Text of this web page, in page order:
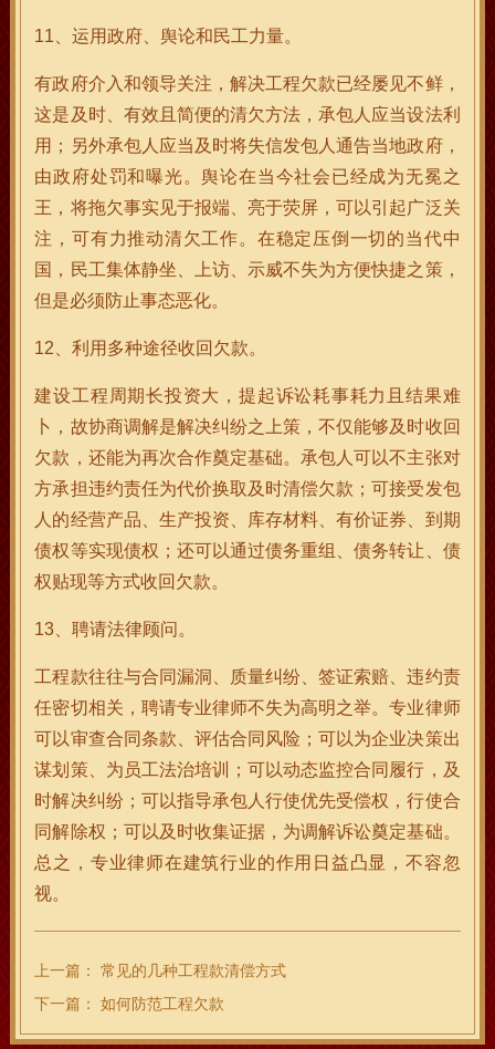
11、运用政府、舆论和民工力量。
有政府介入和领导关注，解决工程欠款已经屡见不鲜，
这是及时、有效且简便的清欠方法，承包人应当设法利
用；另外承包人应当及时将失信发包人通告当地政府，
由政府处罚和曝光。舆论在当今社会已经成为无冕之
王，将拖欠事实见于报端、亮于荧屏，可以引起广泛关
注，可有力推动清欠工作。在稳定压倒一切的当代中
国，民工集体静坐、上访、示威不失为方便快捷之策，
但是必须防止事态恶化。
12、利用多种途径收回欠款。
建设工程周期长投资大，提起诉讼耗事耗力且结果难
卜，故协商调解是解决纠纷之上策，不仅能够及时收回
欠款，还能为再次合作奠定基础。承包人可以不主张对
方承担违约责任为代价换取及时清偿欠款；可接受发包
人的经营产品、生产投资、库存材料、有价证券、到期
债权等实现债权；还可以通过债务重组、债务转让、债
权贴现等方式收回欠款。
13、聘请法律顾问。
工程款往往与合同漏洞、质量纠纷、签证索赔、违约责
任密切相关，聘请专业律师不失为高明之举。专业律师
可以审查合同条款、评估合同风险；可以为企业决策出
谋划策、为员工法治培训；可以动态监控合同履行，及
时解决纠纷；可以指导承包人行使优先受偿权，行使合
同解除权；可以及时收集证据，为调解诉讼奠定基础。
总之，专业律师在建筑行业的作用日益凸显，不容忽
视。
上一篇：
常见的几种工程款清偿方式
下一篇：
如何防范工程欠款